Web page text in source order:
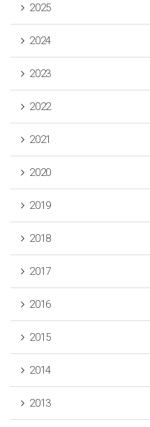
2025
2024
2023
2022
2021
2020
2019
2018
2017
2016
2015
2014
2013